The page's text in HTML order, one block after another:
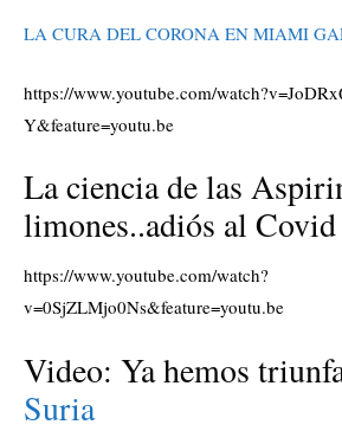
LA CURA DEL CORONA EN MIAMI
https://www.youtube.com/
Y&feature=youtu.be
La ciencia de las
limones..adiós al
https://www.youtube.com/watch?
v=0SjZLMjo0Ns&feature=youtu.be
Video: Ya hemos
Suria